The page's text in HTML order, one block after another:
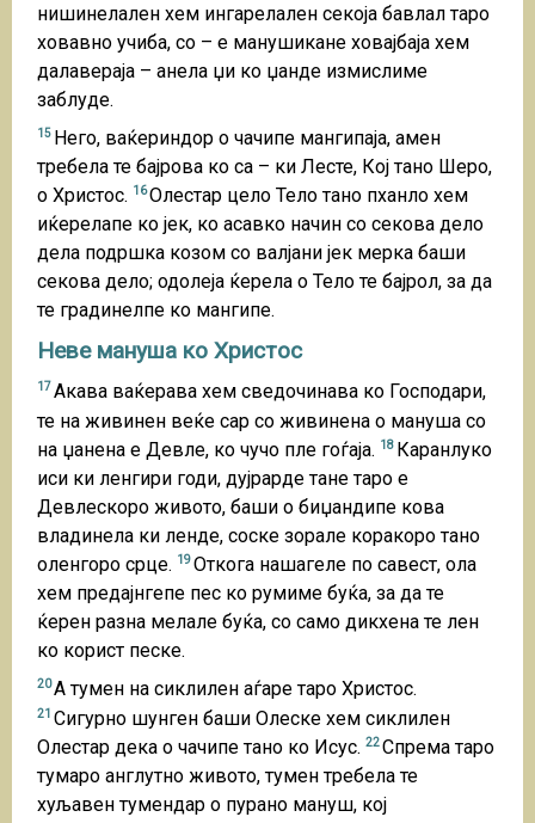
нишинелален хем ингарелален секоја бавлал таро
ховавно учиба, со – е манушикане ховајбаја хем
далавераја – анела џи ко џанде измислиме
заблуде.
15 Него, ваќериндор о чачипе мангипаја, амен
требела те бајрова ко са – ки Лесте, Кој тано Шеро,
о Христос. 16Олестар цело Тело тано пханло хем
иќерелапе ко јек, ко асавко начин со секова дело
дела подршка козом со валјани јек мерка баши
секова дело; одолеја ќерела о Тело те бајрол, за да
те градинелпе ко мангипе.
Неве мануша ко Христос
17Акава ваќерава хем сведочинава ко Господари,
те на живинен веќе сар со живинена о мануша со
на џанена е Девле, ко чучо пле гоѓаја. 18 Каранлуко
иси ки ленгири годи, дујрарде тане таро е
Девлескоро живото, баши о биџандипе кова
владинела ки ленде, соске зорале коракоро тано
оленгоро срце. 19Откога нашагеле по савест, ола
хем предајнгепе пес ко румиме буќа, за да те
ќерен разна мелале буќа, со само дикхена те лен
ко корист песке.
20А тумен на сиклилен аѓаре таро Христос.
21 Сигурно шунген баши Олеске хем сиклилен
Олестар дека о чачипе тано ко Исус. 22Спрема таро
тумаро англутно живото, тумен требела те
хуљавен тумендар о пурано мануш, кој